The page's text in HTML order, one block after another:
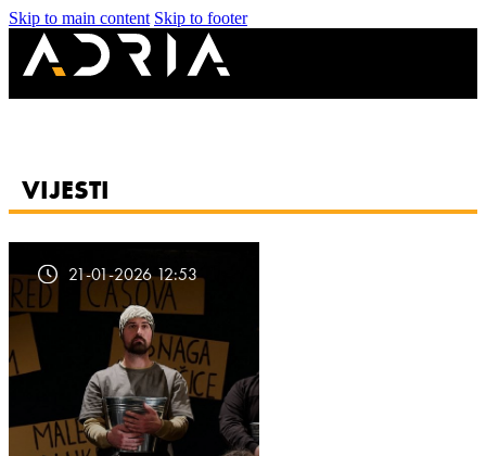
Skip to main content Skip to footer
VIJESTI
21-01-2026 12:53